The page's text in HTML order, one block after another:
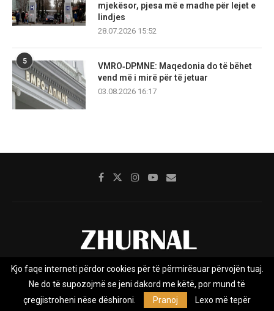
mjekësor, pjesa më e madhe për lejet e
lindjes
28.07.2026 15:52
5
VMRO‑DPMNE: Maqedonia do të bëhet
vend më i mirë për të jetuar
03.08.2026 16:17
Rreth nesh Impresumi Marketing
Privacy Policy
Kjo faqe interneti përdor cookies për të përmirësuar përvojën tuaj.
Ne do të supozojmë se jeni dakord me këtë, por mund të
çregjistroheni nëse dëshironi.
Pranoj Lexo më tepër